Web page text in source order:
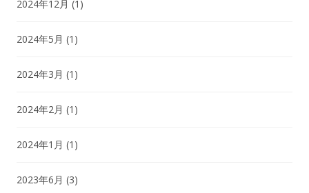
2024年12月 (1)
2024年5月 (1)
2024年3月 (1)
2024年2月 (1)
2024年1月 (1)
2023年6月 (3)